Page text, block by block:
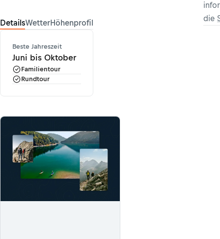
DetailsWetterHöhenprofil
Beste Jahreszeit
Juni bis Oktober
Familientour
Rundtour
die